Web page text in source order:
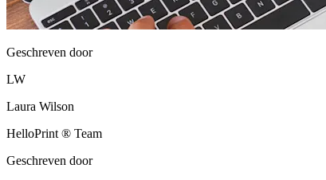
Geschreven door
LW
Laura Wilson
HelloPrint ® Team
Geschreven door